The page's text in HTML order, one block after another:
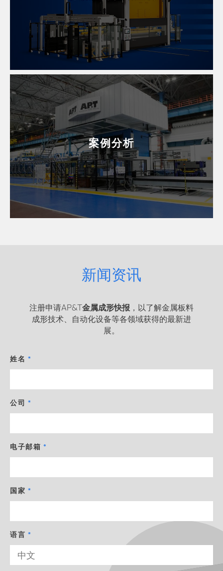
案例分析
新闻资讯
注册申请AP&T 金属成形快报，以了解金属板料
成形技术、自动化设备等各领域获得的最新进
展。
姓名
公司
电子邮箱
国家
语言